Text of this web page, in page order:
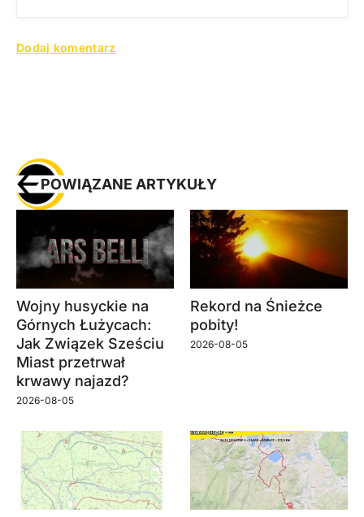
POWIĄZANE ARTYKUŁY
Wojny husyckie na
Górnych Łużycach:
Jak Związek Sześciu
Miast przetrwał
krwawy najazd?
2026-08-05
Rekord na Śnieżce
pobity!
2026-08-05